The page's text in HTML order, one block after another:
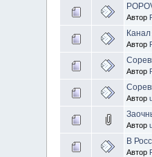
Автор
Канал
Автор
Автор
Автор
Автор
В
Автор